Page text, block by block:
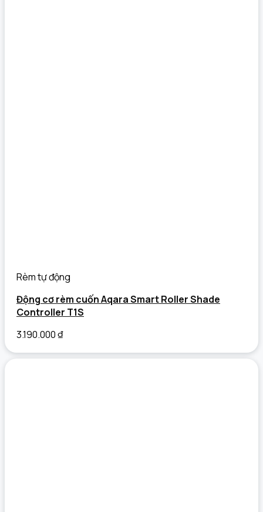
Rèm tự động
Động cơ rèm cuốn Aqara Smart Roller Shade
Controller T1S
3.190.000₫